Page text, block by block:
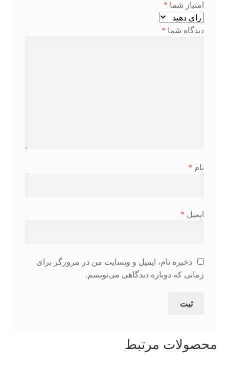
امتیاز شما *
دیدگاه شما *
نام *
ایمیل *
ذخیره نام، ایمیل و وبسایت من در مرورگر برای
زمانی که دوباره دیدگاهی می‌نویسم.
محصولات مرتبط